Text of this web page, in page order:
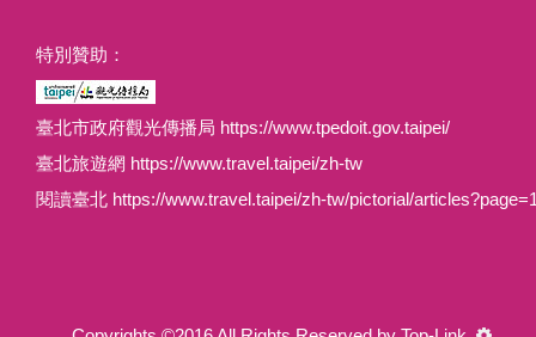
特別贊助：
臺北市政府觀光傳播局 https://www.tpedoit.gov.taipei/
臺北旅遊網 https://www.travel.taipei/zh-tw
閱讀臺北 https://www.travel.taipei/zh-tw/pictorial/